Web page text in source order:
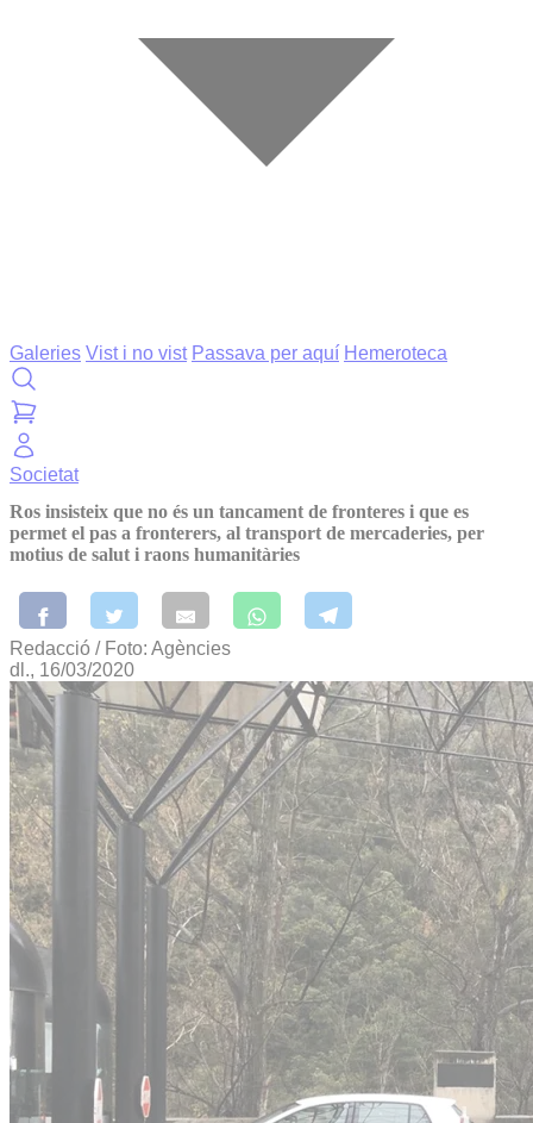
Galeries Vist i no vist Passava per aquí Hemeroteca
Societat
Ros insisteix que no és un tancament de fronteres i que es
permet el pas a fronterers, al transport de mercaderies, per
motius de salut i raons humanitàries
Redacció / Foto: Agències
dl., 16/03/2020